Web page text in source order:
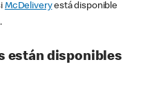
McDeliveryestá disponible
están disponibles